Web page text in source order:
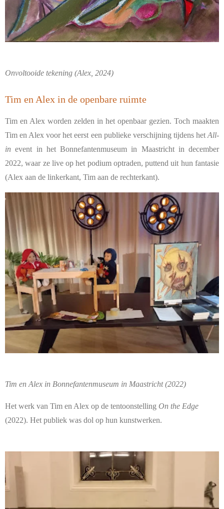
Onvoltooide tekening (Alex, 2024)
Tim en Alex in de openbare ruimte
Tim en Alex worden zelden in het openbaar gezien. Toch maakten
Tim en Alex voor het eerst een publieke verschijning tijdens het All-
in event in het Bonnefantenmuseum in Maastricht in december
2022, waar ze live op het podium optraden, puttend uit hun fantasie
(Alex aan de linkerkant, Tim aan de rechterkant).
Tim en Alex in Bonnefantenmuseum in Maastricht (2022)
Het werk van Tim en Alex op de tentoonstelling On the Edge
(2022). Het publiek was dol op hun kunstwerken.